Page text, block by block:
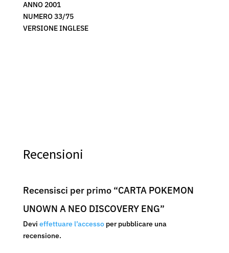
ANNO 2001
NUMERO 33/75
VERSIONE INGLESE
Recensioni
Recensisci per primo “CARTA POKEMON
UNOWN A NEO DISCOVERY ENG”
Devi effettuare l’accessoper pubblicare una
recensione.